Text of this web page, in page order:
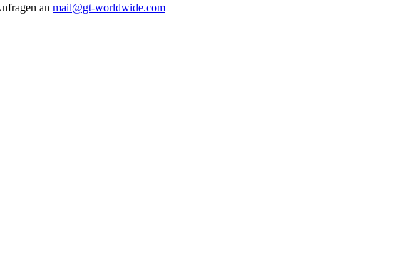
an mail@gt-worldwide.com